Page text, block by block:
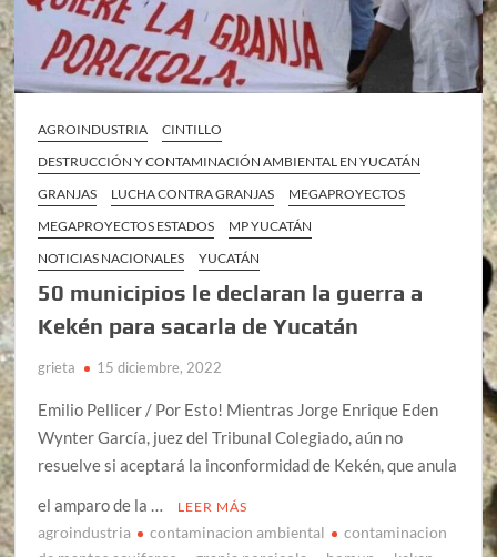
AGROINDUSTRIA
CINTILLO
DESTRUCCIÓN Y CONTAMINACIÓN AMBIENTAL EN YUCATÁN
GRANJAS
LUCHA CONTRA GRANJAS
MEGAPROYECTOS
MEGAPROYECTOS ESTADOS
MP YUCATÁN
NOTICIAS NACIONALES
YUCATÁN
50 municipios le declaran la guerra a
Kekén para sacarla de Yucatán
grieta 15 diciembre, 2022
Emilio Pellicer / Por Esto! Mientras Jorge Enrique Eden
Wynter García, juez del Tribunal Colegiado, aún no
resuelve si aceptará la inconformidad de Kekén, que anula
el amparo de la …
LEER MÁS
agroindustria contaminacion ambiental
contaminacion